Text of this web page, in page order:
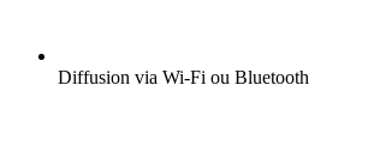
Diffusion via Wi-Fi ou Bluetooth